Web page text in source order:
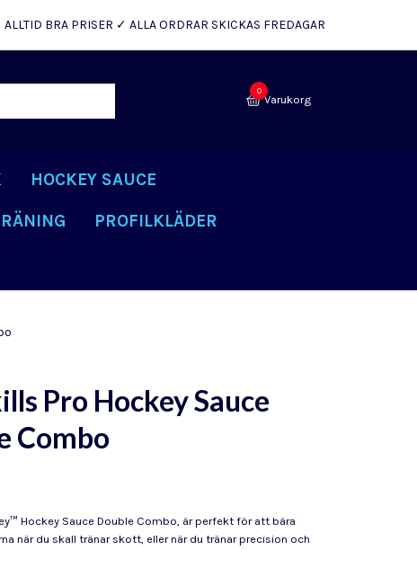
BRA PRISER ✓ ALLA ORDRAR SKICKAS FREDAGAR
0
Varukorg
HOCKEY SAUCE
PROFILKLÄDER
Pro Hockey Sauce
Combo
Hockey Sauce Double Combo, är perfekt för att bära
när du skall tränar skott, eller när du tränar precision och